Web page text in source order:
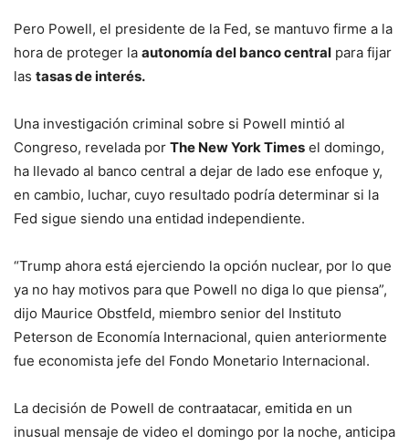
Pero Powell, el presidente de la Fed, se mantuvo firme a la
hora de proteger la autonomía del banco central para fijar
las tasas de interés.
Una investigación criminal sobre si Powell mintió al
Congreso, revelada por The New York Times el domingo,
ha llevado al banco central a dejar de lado ese enfoque y,
en cambio, luchar, cuyo resultado podría determinar si la
Fed sigue siendo una entidad independiente.
“Trump ahora está ejerciendo la opción nuclear, por lo que
ya no hay motivos para que Powell no diga lo que piensa”,
dijo Maurice Obstfeld, miembro senior del Instituto
Peterson de Economía Internacional, quien anteriormente
fue economista jefe del Fondo Monetario Internacional.
La decisión de Powell de contraatacar, emitida en un
inusual mensaje de video el domingo por la noche, anticipa